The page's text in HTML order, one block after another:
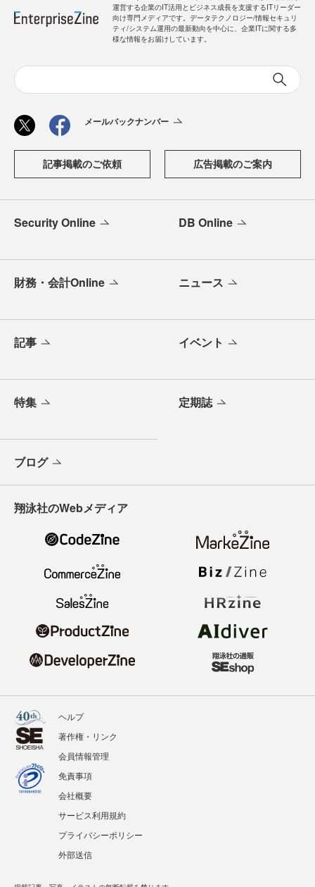
運営する企業のIT活用とビジネス成長を支援するITリーダー
向け専門メディアです。データテクノロジー/情報セキュリ
ティ/システム運用の最新動向を中心に、企業ITに関する多
様な情報をお届けしています。
メールバックナンバー
記事掲載のご依頼 広告掲載のご案内
Security Online DB Online
財務・会計Online ニュース
記事 イベント
特集 定期誌
ブログ
翔泳社のWebメディア
ヘルプ
著作権・リンク
会員情報管理
免責事項
会社概要
サービス利用規約
プライバシーポリシー
外部送信